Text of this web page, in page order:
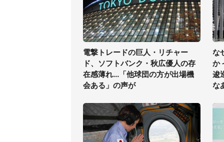
電撃トレードの巨人・リチャー
ド、ソフトバンク・秋広優人の存
在感薄れ...「他球団の方が出場機
会ある」の声が
な
か
逡
な